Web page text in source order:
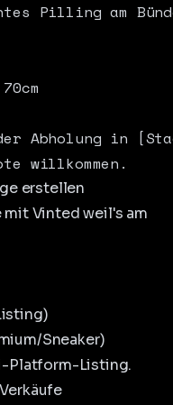
Pilling am
Abholung in
erstellen
Vinted weil's am
Sneaker)
Platform-Listing.